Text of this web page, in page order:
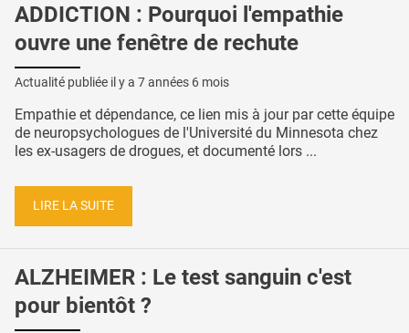
ADDICTION : Pourquoi l'empathie
ouvre une fenêtre de rechute
Actualité publiée il y a 7 années 6 mois
Empathie et dépendance, ce lien mis à jour par cette équipe
de neuropsychologues de l'Université du Minnesota chez
les ex-usagers de drogues, et documenté lors ...
LIRE LA SUITE
ALZHEIMER : Le test sanguin c'est
pour bientôt ?